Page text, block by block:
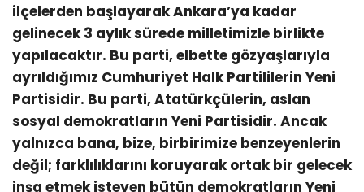
ilçelerden başlayarak Ankara’ya kadar
gelinecek 3 aylık sürede milletimizle birlikte
yapılacaktır. Bu parti, elbette gözyaşlarıyla
ayrıldığımız Cumhuriyet Halk Partililerin Yeni
Partisidir. Bu parti, Atatürkçülerin, aslan
sosyal demokratların Yeni Partisidir. Ancak
yalnızca bana, bize, birbirimize benzeyenlerin
değil; farklılıklarını koruyarak ortak bir gelecek
inşa etmek isteyen bütün demokratların Yeni